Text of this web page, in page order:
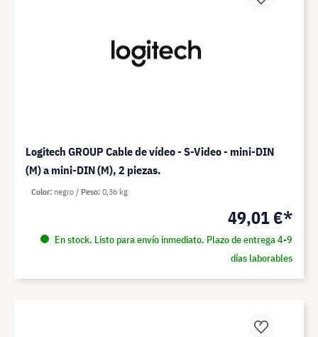
Logitech GROUP Cable de vídeo - S-Video - mini-DIN
(M) a mini-DIN (M), 2 piezas.
49,01 €*
En stock. Listo para envío inmediato. Plazo de entrega 4-9
días laborables
Color negro Peso 0,36 kg